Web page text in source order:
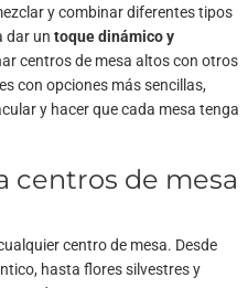
y combinar diferentes tipos
dar un toque dinámico y
centros de mesa altos con otros
con opciones más sencillas,
y hacer que cada mesa tenga
centros de mesa
centro de mesa. Desde
hasta flores silvestres y